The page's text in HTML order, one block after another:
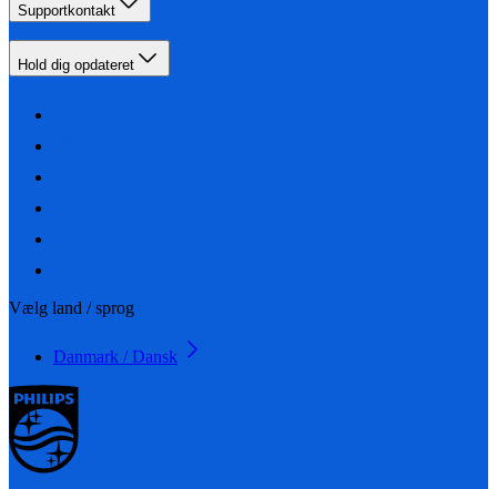
Supportkontakt
Hold dig opdateret
Vælg land / sprog
Danmark / Dansk